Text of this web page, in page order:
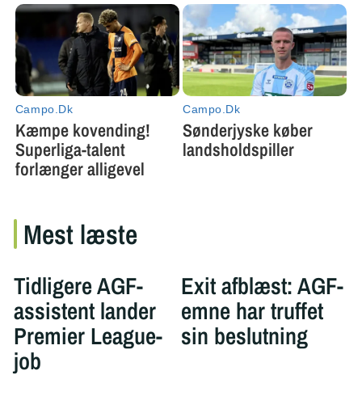
Mest læste
Tidligere AGF-
assistent lander
Premier League-
job
Exit afblæst: AGF-
emne har truffet
sin beslutning